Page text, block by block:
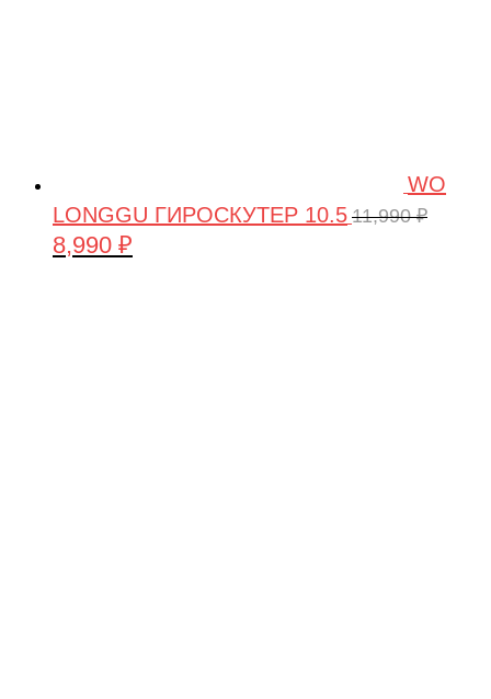
WO
LONGGU ГИРОСКУТЕР 10.5 11,990₽
Первоначальная
8,990 ₽